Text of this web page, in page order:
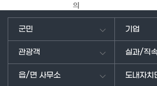
의
의
을
군민 기업
관광객 실과/직
읍/면 사무소 도내자치